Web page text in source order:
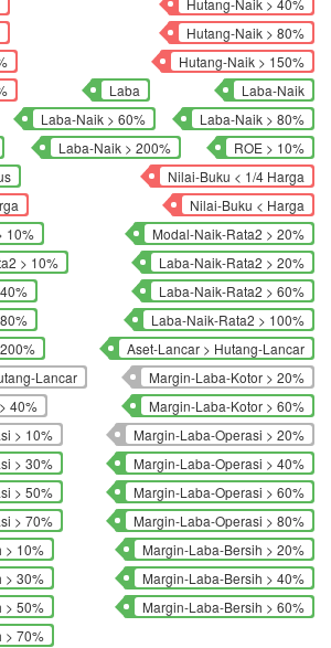
Hutang-Naik > 80%
Hutang-Naik > 150%
Laba
Laba-Naik
Laba-Naik > 60%
Laba-Naik > 80%
Laba-Naik > 200%
ROE > 10%
Nilai-Buku < 1/4 Harga
Nilai-Buku < Harga
10%
Modal-Naik-Rata2 > 20%
> 10%
Laba-Naik-Rata2 > 20%
Laba-Naik-Rata2 > 60%
Laba-Naik-Rata2 > 100%
Aset-Lancar > Hutang-Lancar
Lancar
Margin-Laba-Kotor > 20%
40%
Margin-Laba-Kotor > 60%
> 10%
Margin-Laba-Operasi > 20%
> 30%
Margin-Laba-Operasi > 40%
> 50%
Margin-Laba-Operasi > 60%
> 70%
Margin-Laba-Operasi > 80%
> 10%
Margin-Laba-Bersih > 20%
> 30%
Margin-Laba-Bersih > 40%
> 50%
Margin-Laba-Bersih > 60%
> 70%